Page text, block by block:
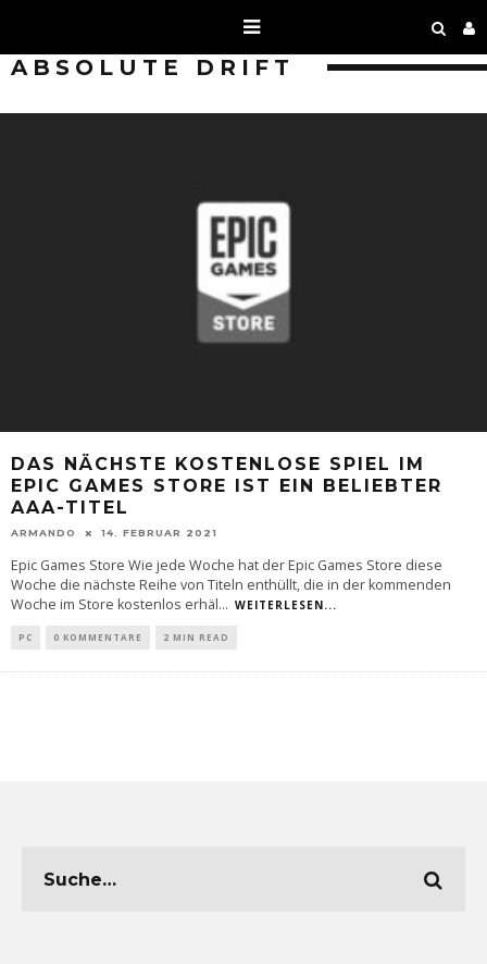
ABSOLUTE DRIFT
DAS NÄCHSTE KOSTENLOSE SPIEL IM
EPIC GAMES STORE IST EIN BELIEBTER
AAA-TITEL
ARMANDO 14. FEBRUAR 2021
Epic Games Store Wie jede Woche hat der Epic Games Store diese
Woche die nächste Reihe von Titeln enthüllt, die in der kommenden
Woche im Store kostenlos erhäl... WEITERLESEN...
PC 0 KOMMENTARE 2 MIN READ